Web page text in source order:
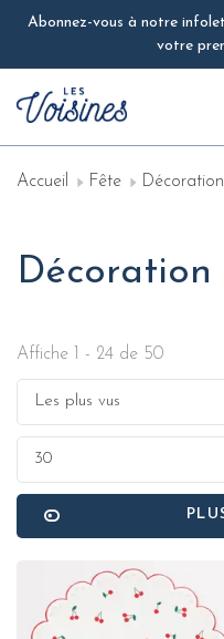
Abonnez-vous à notre
votre
Accueil Fête Décoration
Décoration
Affiche 1 - 24 de 50
Les plus vus
30